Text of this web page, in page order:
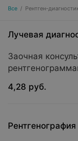
пониженная
рентгеновских
большинство
Все / Рентген-
Лучевая
Заочная
4,28 руб.